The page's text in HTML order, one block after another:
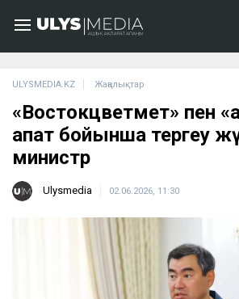
ULYSMEDIA.KZ Жаңалықтар
«Востокцветмет» пен
апат бойынша тергеу
министр
Ulysmedia 02.06.2026, 11:30